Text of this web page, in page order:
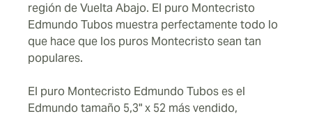
región de Vuelta Abajo. El puro Montecristo
Edmundo Tubos muestra perfectamente todo lo
que hace que los puros Montecristo sean tan
populares.
El puro Montecristo Edmundo Tubos es el
Edmundo tamaño 5,3" x 52 más vendido,